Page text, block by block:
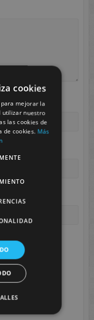
y web en este
cookies
para mejorar la
utilizar nuestro
las cookies de
de cookies. Más